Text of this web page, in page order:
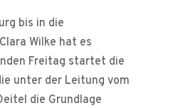
bis in die
Wilke hat es
Freitag startet die
unter der Leitung vom
die Grundlage